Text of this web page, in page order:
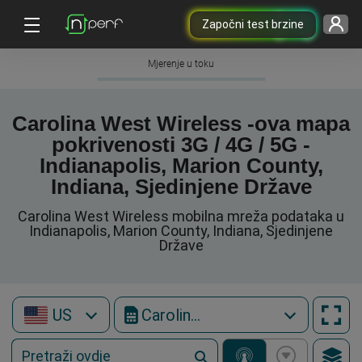
Započni test brzine
Mjerenje u toku
Carolina West Wireless -ova mapa
pokrivenosti 3G / 4G / 5G -
Indianapolis, Marion County,
Indiana, Sjedinjene Države
Carolina West Wireless mobilna mreža podataka u
Indianapolis, Marion County, Indiana, Sjedinjene
Države
US Carolina West Wireless